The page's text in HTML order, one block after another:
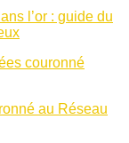
l’or : guide du
au Réseau